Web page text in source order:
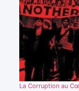
La Corruption au